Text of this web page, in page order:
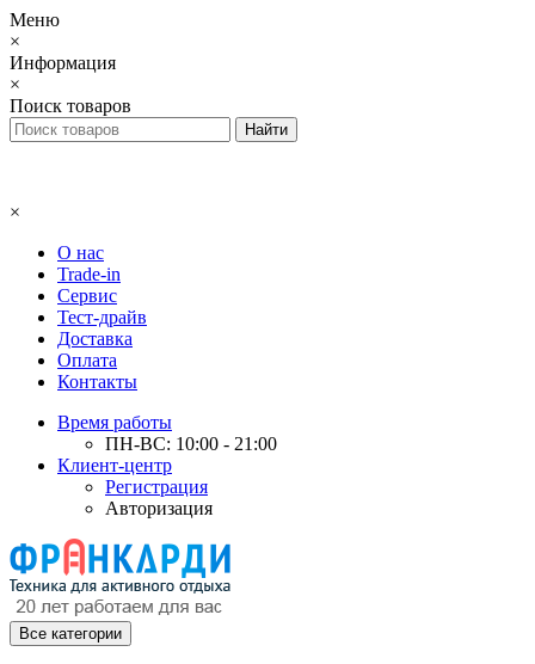
Меню
×
Информация
×
Поиск товаров
×
О нас
Trade-in
Сервис
Тест-драйв
Доставка
Оплата
Контакты
Время работы
ПН-ВС: 10:00 - 21:00
Клиент-центр
Регистрация
Авторизация
Все категории